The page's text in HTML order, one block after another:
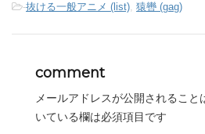
-抜ける一般アニメ (list), 猿轡 (gag)
comment
メールアドレスが公開されること
いている欄は必須項目です